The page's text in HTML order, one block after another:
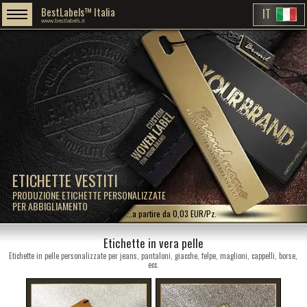
ETICHETTE VESTITI
PRODUZIONE ETICHETTE PERSONALIZZATE
PER ABBIGLIAMENTO
BestLabels™ Italia
www.bestlabels.it IT
...a partire da 0,03 EUR/Pz.
Etichette in vera pelle
Etichette in pelle personalizzate per jeans, pantaloni, giacche, felpe, maglioni, cappelli, borse,
ecc.